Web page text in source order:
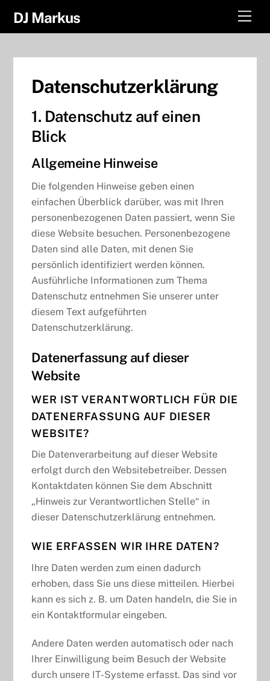
DJ Markus
Datenschutz­erklärung
1. Datenschutz auf einen
Blick
Allgemeine Hinweise
Die folgenden Hinweise geben einen
einfachen Überblick darüber, was mit Ihren
personenbezogenen Daten passiert, wenn Sie
diese Website besuchen. Personenbezogene
Daten sind alle Daten, mit denen Sie
persönlich identifiziert werden können.
Ausführliche Informationen zum Thema
Datenschutz entnehmen Sie unserer unter
diesem Text aufgeführten
Datenschutzerklärung.
Datenerfassung auf dieser
Website
WER IST VERANTWORTLICH FÜR DIE
DATENERFASSUNG AUF DIESER
WEBSITE?
Die Datenverarbeitung auf dieser Website
erfolgt durch den Websitebetreiber. Dessen
Kontaktdaten können Sie dem Abschnitt
„Hinweis zur Verantwortlichen Stelle“ in
dieser Datenschutzerklärung entnehmen.
WIE ERFASSEN WIR IHRE DATEN?
Ihre Daten werden zum einen dadurch
erhoben, dass Sie uns diese mitteilen. Hierbei
kann es sich z. B. um Daten handeln, die Sie in
ein Kontaktformular eingeben.
Andere Daten werden automatisch oder nach
Ihrer Einwilligung beim Besuch der Website
durch unsere IT-Systeme erfasst. Das sind vor